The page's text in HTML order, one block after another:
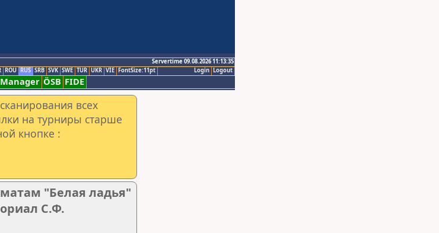
Servertime 09.08.2026 11:13:35
Logout
Login
ROU RUS SRB SVK SWE TUR UKR VIE FontSize:11pt
ÖSB FIDE
всех
на турниры старше
кнопке :
"Белая ладья"
С.Ф.